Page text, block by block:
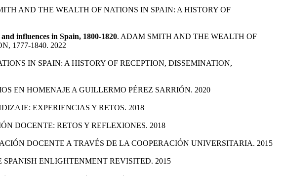
AND THE WEALTH OF NATIONS IN SPAIN: A HISTORY OF
influences in Spain, 1800-1820. ADAM SMITH AND THE WEALTH OF
1777-1840. 2022
IN SPAIN: A HISTORY OF RECEPTION, DISSEMINATION,
EN HOMENAJE A GUILLERMO PÉREZ SARRIÓN. 2020
EXPERIENCIAS Y RETOS. 2018
DOCENTE: RETOS Y REFLEXIONES. 2018
DOCENTE A TRAVÉS DE LA COOPERACIÓN UNIVERSITARIA. 2015
SPANISH ENLIGHTENMENT REVISITED. 2015